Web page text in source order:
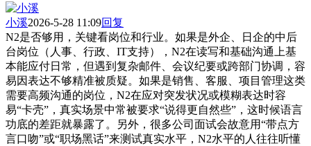
小溪2026-5-28 11:09回复
N2是否够用，关键看岗位和行业。如果是外企、日企的中后
台岗位（人事、行政、IT支持），N2在读写和基础沟通上基
本能应付日常，但遇到复杂邮件、会议纪要或跨部门协调，容
易因表达不够精准被质疑。如果是销售、客服、项目管理这类
需要高频沟通的岗位，N2在应对突发状况或模糊表达时容
易“卡壳”，真实场景中常被要求“说得更自然些”，这时候语言
功底的差距就暴露了。另外，很多公司面试会故意用“带点方
言口吻”或“职场黑话”来测试真实水平，N2水平的人往往听懂